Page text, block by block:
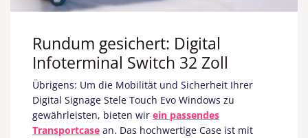
Rundum gesichert: Digital
Infoterminal Switch 32 Zoll
Übrigens: Um die Mobilität und Sicherheit Ihrer
Digital Signage Stele Touch Evo Windows zu
gewährleisten, bieten wir ein passendes
Transportcase an. Das hochwertige Case ist mit